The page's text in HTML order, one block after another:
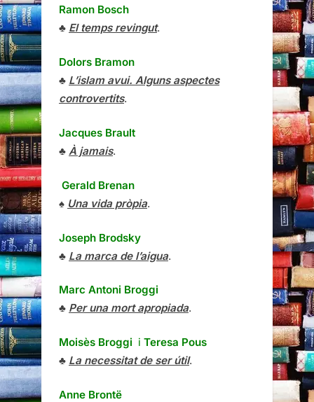
Ramon Bosch
♣ El temps revingut.
Dolors Bramon
♣ L’islam avui. Alguns aspectes
controvertits.
Jacques Brault
♣ À jamais.
Gerald Brenan
♠ Una vida pròpia.
Joseph Brodsky
♣ La marca de l’aigua.
Marc Antoni Broggi
♣ Per una mort apropiada.
Moisès Broggi i Teresa Pous
♣ La necessitat de ser útil.
Anne Brontë